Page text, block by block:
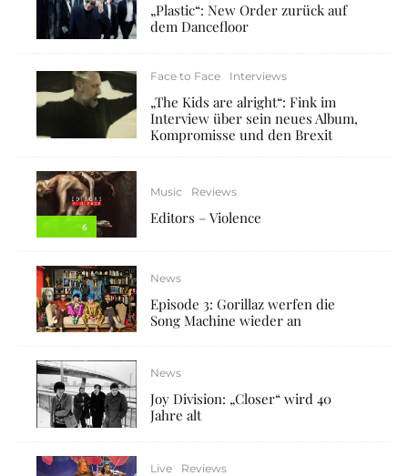
„Plastic“: New Order zurück auf
dem Dancefloor
Face to Face Interviews
„The Kids are alright“: Fink im
Interview über sein neues Album,
Kompromisse und den Brexit
6
Music Reviews
Editors – Violence
News
Episode 3: Gorillaz werfen die
Song Machine wieder an
News
Joy Division: „Closer“ wird 40
Jahre alt
Live Reviews